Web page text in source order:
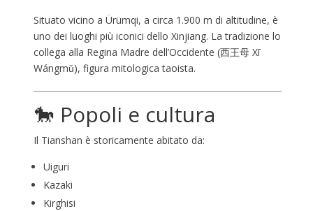
Situato vicino a Ürümqi, a circa 1.900 m di altitudine, è
uno dei luoghi più iconici dello Xinjiang. La tradizione lo
collega alla Regina Madre dell’Occidente (西王母 Xī
Wángmǔ), figura mitologica taoista.
🐎 Popoli e cultura
Il Tianshan è storicamente abitato da:
Uiguri
Kazaki
Kirghisi